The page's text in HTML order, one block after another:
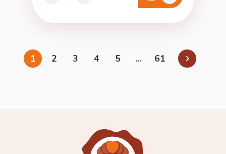
1 2 3 4 5 ... 61